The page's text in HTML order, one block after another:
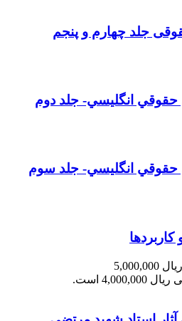
جلد چهارم و پنجم
حقوقي انگليسي- جلد دوم
حقوقي انگليسي- جلد سوم
قیمت اصلی ریال 5,000,000
است.